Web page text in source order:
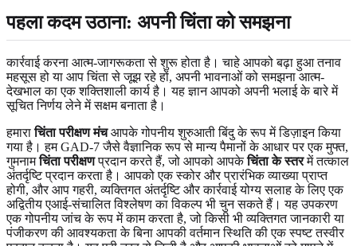
पहला कदम उठाना: अपनीचिंताको समझना
कार्रवाई करना आत्म-जागरूकता से शुरू होता है। चाहे आपको बढ़ा हुआ तनाव
महसूस हो या आप चिंता से जूझ रहे हों, अपनी भावनाओं को समझना आत्म-
देखभाल का एक शक्तिशाली कार्य है। यह ज्ञान आपको अपनी भलाई के बारे में
सूचित निर्णय लेने में सक्षम बनाता है।
हमाराचिंता परीक्षण मंचआपके गोपनीय शुरुआती बिंदु के रूप में डिज़ाइन किया
गया है। हम GAD-7 जैसे वैज्ञानिक रूप से मान्य पैमानों के आधार पर एक मुफ्त,
गुमनामचिंता परीक्षणप्रदान करते हैं, जो आपको आपकेचिंता के स्तरमें तत्काल
अंतर्दृष्टि प्रदान करता है। आपको एक स्कोर और प्रारंभिक व्याख्या प्राप्त
होगी, और आप गहरी, व्यक्तिगत अंतर्दृष्टि और कार्रवाई योग्य सलाह के लिए एक
अद्वितीय एआई-संचालित विश्लेषण का विकल्प भी चुन सकते हैं। यह उपकरण
एक गोपनीय जांच के रूप में काम करता है, जो किसी भी व्यक्तिगत जानकारी या
पंजीकरण की आवश्यकता के बिना आपकी वर्तमान स्थिति की एक स्पष्ट तस्वीर